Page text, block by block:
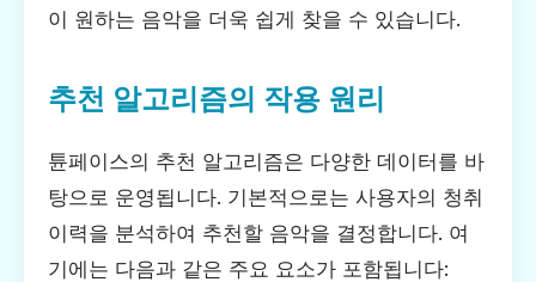
이 원하는 음악을 더욱 쉽게 찾을 수 있습니다.
추천 알고리즘의 작용 원리
튠페이스의 추천 알고리즘은 다양한 데이터를 바
탕으로 운영됩니다. 기본적으로는 사용자의 청취
이력을 분석하여 추천할 음악을 결정합니다. 여
기에는 다음과 같은 주요 요소가 포함됩니다: